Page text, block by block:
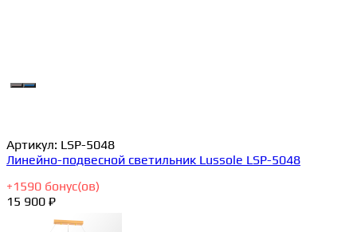
Артикул: LSP-5048
Линейно-подвесной светильник Lussole LSP-5048
+1590 бонус(ов)
15 900 ₽